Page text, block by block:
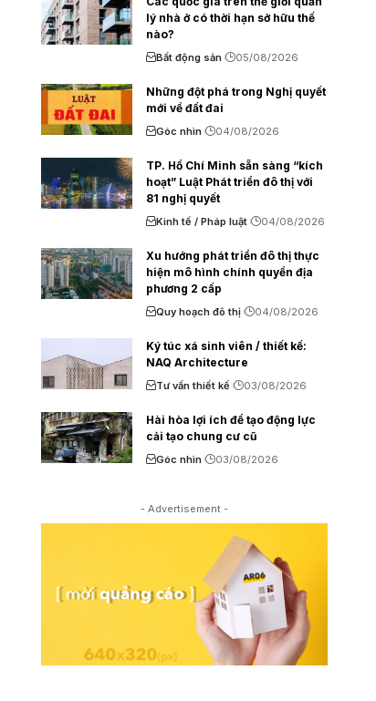
lý nhà ở có thời hạn sở hữu thế
nào?
Bất động sản 05/08/2026
Những đột phá trong Nghị quyết
mới về đất đai
Góc nhìn 04/08/2026
TP. Hồ Chí Minh sẵn sàng “kích
hoạt” Luật Phát triển đô thị với
81 nghị quyết
Kinh tế / Pháp luật 04/08/2026
Xu hướng phát triển đô thị thực
hiện mô hình chính quyền địa
phương 2 cấp
Quy hoạch đô thị 04/08/2026
Ký túc xá sinh viên / thiết kế:
NAQ Architecture
Tư vấn thiết kế 03/08/2026
Hài hòa lợi ích để tạo động lực
cải tạo chung cư cũ
Góc nhìn 03/08/2026
- Advertisement -